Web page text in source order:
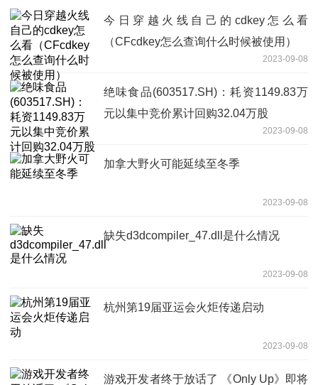
今日穿越火线自己的cdkey怎么看
（CFcdkey怎么查询什么时候被使用）
2023-09-08
绝味食品(603517.SH)：耗资1149.83万
元以集中竞价累计回购32.04万股
2023-09-08
加拿大野火可能延续至冬季
2023-09-08
缺失d3dcompiler_47.dll是什么情况
2023-09-08
杭州第19届亚运会火炬传递启动
2023-09-08
游戏开发者终于放话了 《Only Up》即将